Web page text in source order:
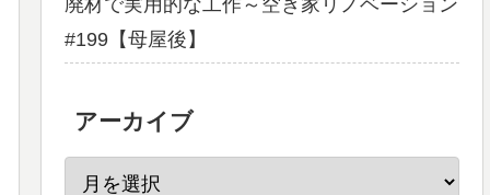
#199【母屋後】
アーカイブ